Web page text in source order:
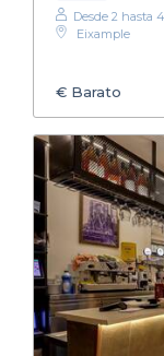
Desde 2 hasta
Eixample
€ Barato